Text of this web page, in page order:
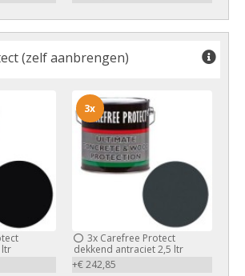
(zelf aanbrengen)
ltr
3xCarefree Protect
dekkend antraciet 2,5 ltr
+€ 242,85
3x